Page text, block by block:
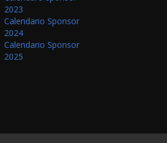
2023
Calendario Sponsor
2024
Calendario Sponsor
2025